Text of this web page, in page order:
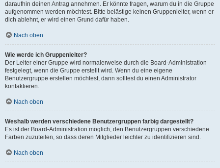
daraufhin deinen Antrag annehmen. Er könnte fragen, warum du in die Gruppe
aufgenommen werden möchtest. Bitte belästige keinen Gruppenleiter, wenn er
dich ablehnt, er wird einen Grund dafür haben.
Nach oben
Wie werde ich Gruppenleiter?
Der Leiter einer Gruppe wird normalerweise durch die Board-Administration
festgelegt, wenn die Gruppe erstellt wird. Wenn du eine eigene
Benutzergruppe erstellen möchtest, dann solltest du einen Administrator
kontaktieren.
Nach oben
Weshalb werden verschiedene Benutzergruppen farbig dargestellt?
Es ist der Board-Administration möglich, den Benutzergruppen verschiedene
Farben zuzuteilen, so dass deren Mitglieder leichter zu identifizieren sind.
Nach oben